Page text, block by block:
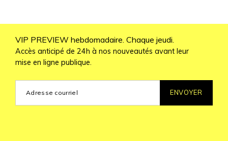
VIP PREVIEW hebdomadaire. Chaque jeudi.
Accès anticipé de 24h à nos nouveautés avant leur
mise en ligne publique.
ENVOYER